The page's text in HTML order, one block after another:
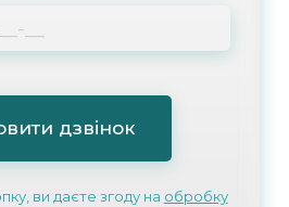
ви даєте згоду на обробку